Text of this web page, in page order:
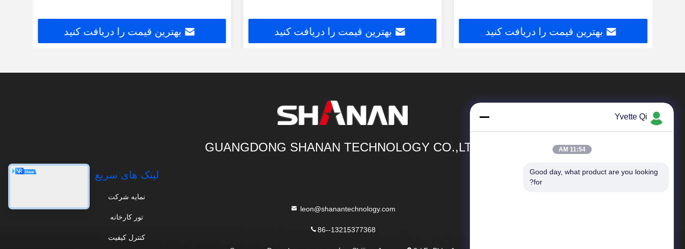
بهترین قیمت را دریافت کنید بهترین قیمت را دریافت کنید بهترین قیمت را دریافت کنید
GUANGDONG SHANAN TECHNOLOGY CO.,LTD
محصولات
leon@shanantechnology.com
86--13215377368
لینک های سریع
نمایه شرکت
تور کارخانه
کنترل کیفیت
Yvette Qi
11:54 AM
Good day, what product are you looking
for?